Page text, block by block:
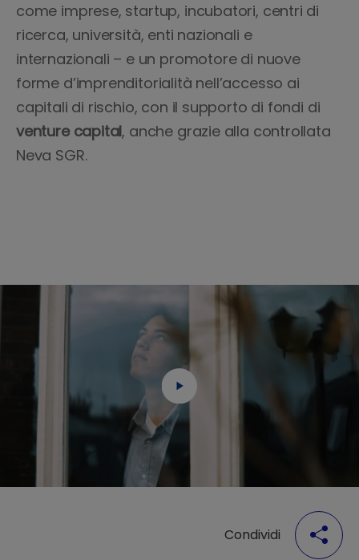
come imprese, startup, incubatori, centri di
ricerca, università, enti nazionali e
internazionali – e un promotore di nuove
forme d’imprenditorialità nell’accesso ai
capitali di rischio, con il supporto di fondi di
venture capital, anche grazie alla controllata
Neva SGR.
Condividi